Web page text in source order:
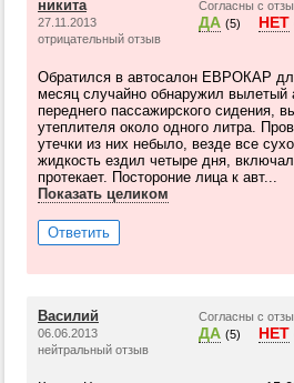
никита
27.11.2013
отрицательный отзыв
Согласны с
ДА (5) НЕТ
Обратился в автосалон ЕВРОКАР
месяц случайно обнаружил вылетый
переднего пассажирского сидения,
утеплителя около одного литра.
утечки из них небыло, везде все
жидкость ездил четыре дня, включал
протекает. Постороние лица к авт...
Показать целиком
Ответить
Василий
06.06.2013
нейтральный отзыв
Согласны с
ДА (5) НЕТ